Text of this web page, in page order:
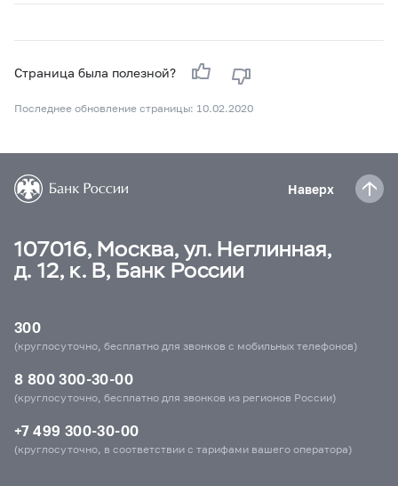
Страница была полезной?
Последнее обновление страницы: 10.02.2020
Наверх
107016, Москва, ул. Неглинная,
д. 12, к. В, Банк России
300
(круглосуточно, бесплатно для звонков с мобильных телефонов)
8 800 300-30-00
(круглосуточно, бесплатно для звонков из регионов России)
+7 499 300-30-00
(круглосуточно, в соответствии с тарифами вашего оператора)